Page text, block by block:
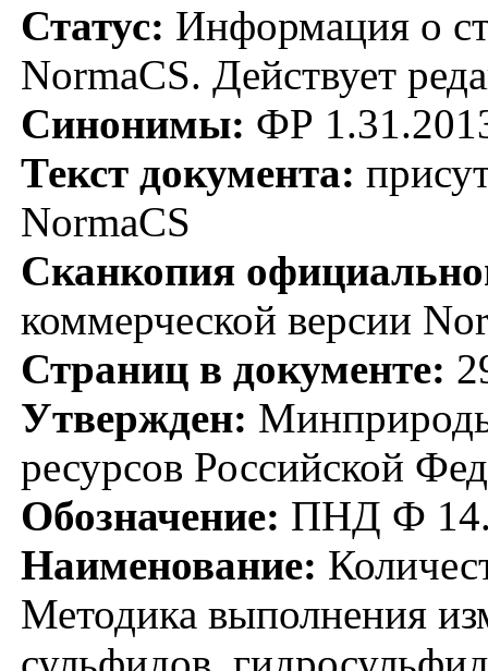
Статус: Информация о
NormaCS. Действует
Синонимы: ФР
Текст документа:
NormaCS
Сканкопия
коммерческой версии
Страниц в документе:
Утвержден:
ресурсов Российской
Обозначение: ПНД Ф
Наименование:
Методика выполнения